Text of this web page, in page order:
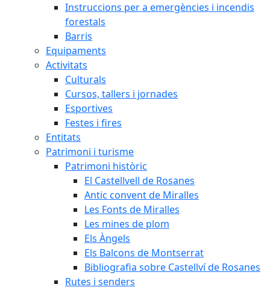
Instruccions per a emergències i incendis
forestals
Barris
Equipaments
Activitats
Culturals
Cursos, tallers i jornades
Esportives
Festes i fires
Entitats
Patrimoni i turisme
Patrimoni històric
El Castellvell de Rosanes
Antic convent de Miralles
Les Fonts de Miralles
Les mines de plom
Els Àngels
Els Balcons de Montserrat
Bibliografia sobre Castellví de Rosanes
Rutes i senders